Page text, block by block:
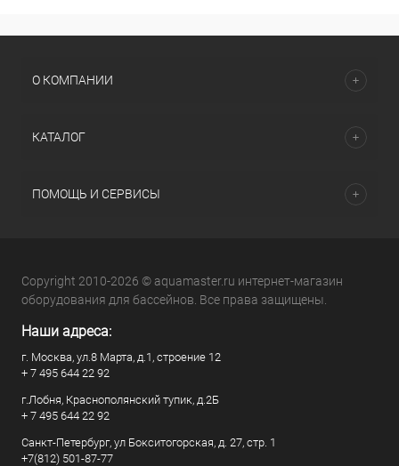
О КОМПАНИИ
КАТАЛОГ
ПОМОЩЬ И СЕРВИСЫ
Copyright 2010-2026 © aquamaster.ru интернет-магазин
оборудования для бассейнов. Все права защищены.
Наши адреса:
г. Москва, ул.8 Марта, д.1, строение 12
+ 7 495 644 22 92
г.Лобня, Краснополянский тупик, д.2Б
+ 7 495 644 22 92
Санкт-Петербург, ул Бокситогорская, д. 27, стр. 1
+7(812) 501-87-77